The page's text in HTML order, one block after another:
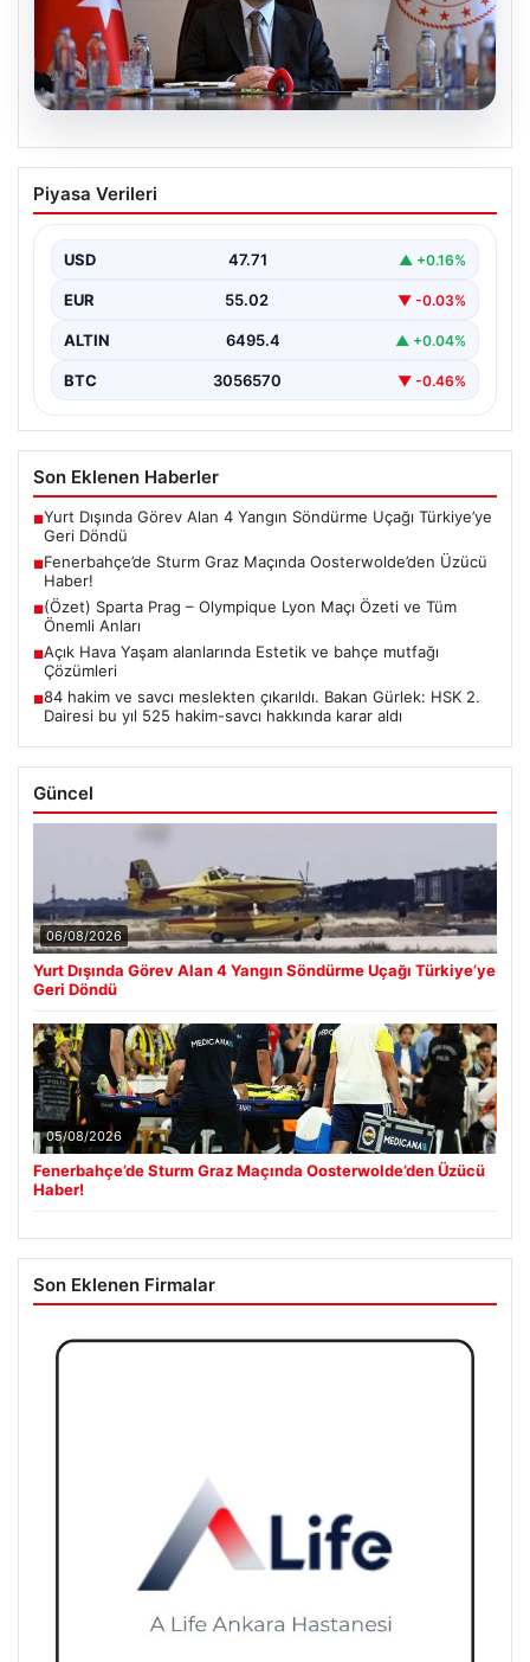
04.08.2026
84 hakim ve savcı meslekten çıkarıldı.
Bakan Gürlek: HSK 2. Dairesi bu yıl 525
Piyasa Verileri
USD 47.71 ▲ +0.16%
EUR 55.02 ▼ -0.03%
ALTIN 6495.4 ▲ +0.04%
BTC 3056570 ▼ -0.46%
Son Eklenen Haberler
■Yurt Dışında Görev Alan 4 Yangın Söndürme Uçağı Türkiye’ye
Geri Döndü
■Fenerbahçe’de Sturm Graz Maçında Oosterwolde’den Üzücü
Haber!
■(Özet) Sparta Prag – Olympique Lyon Maçı Özeti ve Tüm
Önemli Anları
■Açık Hava Yaşam alanlarında Estetik ve bahçe mutfağı
Çözümleri
■84 hakim ve savcı meslekten çıkarıldı. Bakan Gürlek: HSK 2.
Dairesi bu yıl 525 hakim-savcı hakkında karar aldı
Güncel
06/08/2026
Yurt Dışında Görev Alan 4 Yangın Söndürme Uçağı Türkiye’ye
Geri Döndü
05/08/2026
Fenerbahçe’de Sturm Graz Maçında Oosterwolde’den Üzücü
Haber!
Son Eklenen Firmalar